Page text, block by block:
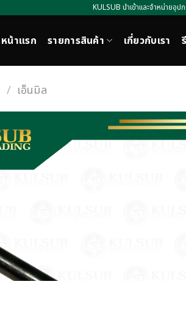
KULSUB นำเข้าและจำหน่าย
หน้าแรก รายการสินค้า เกี่ยวกับเรา
/ เอ็นมิล